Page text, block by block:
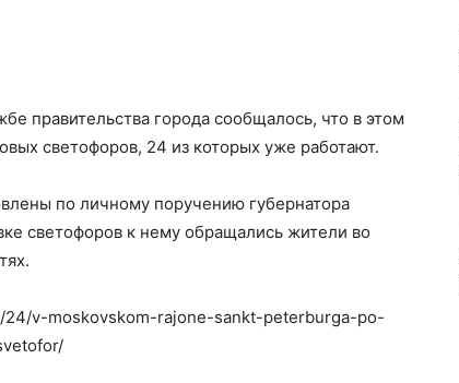
правительства города сообщалось, что в этом
светофоров, 24 из которых уже работают.
по личному поручению губернатора
светофоров к нему обращались жители во
v-moskovskom-rajone-sankt-peterburga-po-